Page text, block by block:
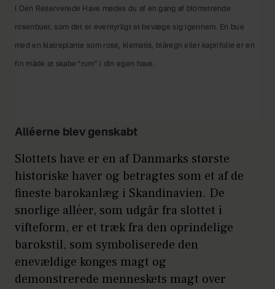
I Den Reserverede Have mødes du af en gang af blomstrende
rosenbuer, som det er eventyrligt at bevæge sig igennem. En bue
med en klatreplante som rose, klematis, blåregn eller kaprifolie er en
fin måde at skabe ”rum” i din egen have.
Alléerne blev genskabt
Slottets have er en af Danmarks største
historiske haver og betragtes som et af de
fineste barokanlæg i Skandinavien. De
snorlige alléer, som udgår fra slottet i
vifteform, er et træk fra den oprindelige
barokstil, som symboliserede den
enevældige konges magt og
demonstrerede menneskets magt over